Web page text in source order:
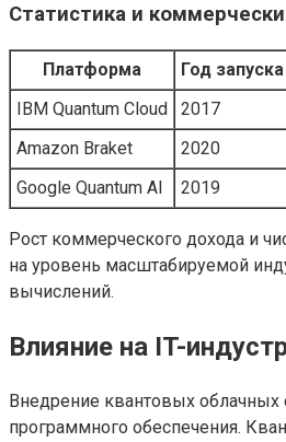
Статистика и
Платформа Год запуска
IBM Quantum Cloud
2017
Amazon Braket
2020
Google Quantum AI
2019
Рост коммерческого дохода и
на уровень масштабируемой
вычислений.
Влияние на IT-
Внедрение квантовых облачных
программного обеспечения.